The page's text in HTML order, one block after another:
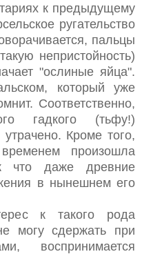
к предыдущему
ругательство
пальцы
непристойность)
"ослиные яйца".
который уже
Соответственно,
гадкого (тьфу!)
Кроме того,
произошла
что даже древние
в нынешнем его
к такого рода
могу сдержать при
воспринимается